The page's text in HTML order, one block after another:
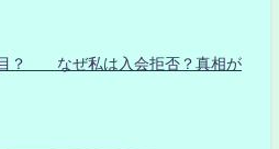
目？ なぜ私は入会拒否？真相が